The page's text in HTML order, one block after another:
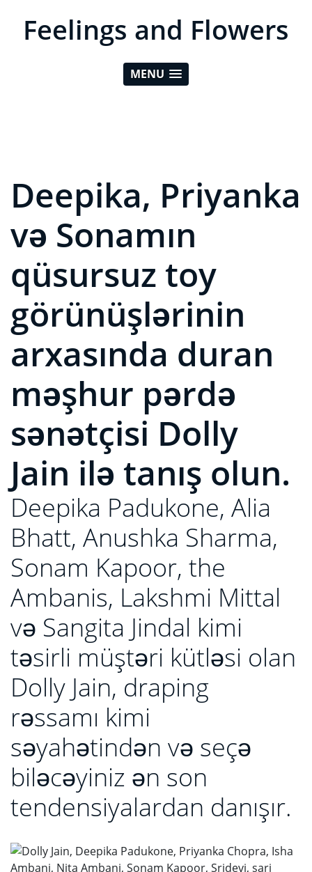
Feelings and Flowers
MENU
Deepika, Priyanka
və Sonamın
qüsursuz toy
görünüşlərinin
arxasında duran
məşhur pərdə
sənətçisi Dolly
Jain ilə tanış olun.
Deepika Padukone, Alia
Bhatt, Anushka Sharma,
Sonam Kapoor, the
Ambanis, Lakshmi Mittal
və Sangita Jindal kimi
təsirli müştəri kütləsi olan
Dolly Jain, draping
rəssamı kimi
səyahətindən və seçə
biləcəyiniz ən son
tendensiyalardan danışır.